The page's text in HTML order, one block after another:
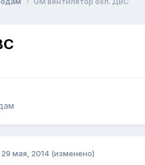
29 мая, 2014 (изменено)